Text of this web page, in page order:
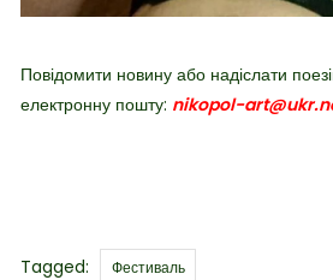
Повідомити новину або надіслати
електронну пошту: nikopol-
Tagged: Tags
Фестиваль